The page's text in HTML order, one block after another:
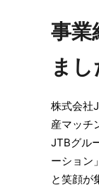
事業
まし
株式会社
産マッチ
JTBグル
ーション
と笑顔が